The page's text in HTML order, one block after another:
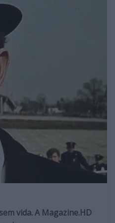
vida. A Magazine.HD